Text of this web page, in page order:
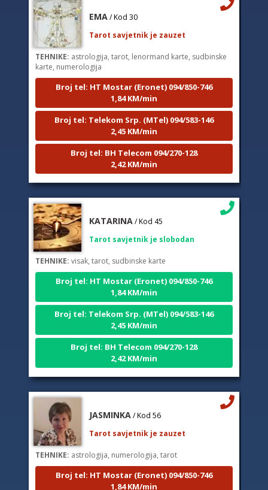
TEHNIKE:astrologija, tarot, lenormand karte, sudbinske
karte, numerologija
Broj tel: HT Mostar (Eronet) 094/850-746
1,84 KM/min
Broj tel: Telekom Srp. (MTel) 094/583-146
2,45 KM/min
Broj tel: BH Telecom 094/270-128
2,42 KM/min
TEHNIKE:visak, tarot, sudbinske karte
Broj tel: HT Mostar (Eronet) 094/850-746
1,84 KM/min
Broj tel: Telekom Srp. (MTel) 094/583-146
2,45 KM/min
Broj tel: BH Telecom 094/270-128
2,42 KM/min
TEHNIKE:astrologija, numerologija, tarot
Broj tel: HT Mostar (Eronet) 094/850-746
1,84 KM/min